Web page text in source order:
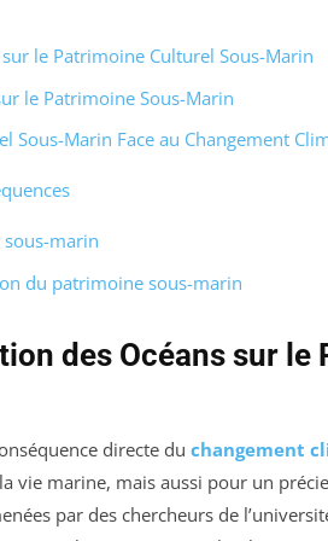
le Patrimoine Culturel Sous-Marin
le Patrimoine Sous-Marin
Sous-Marin Face au Changement
marin
du patrimoine sous-marin
des Océans sur le
directe du changement
vie marine, mais aussi pour un
par des chercheurs de